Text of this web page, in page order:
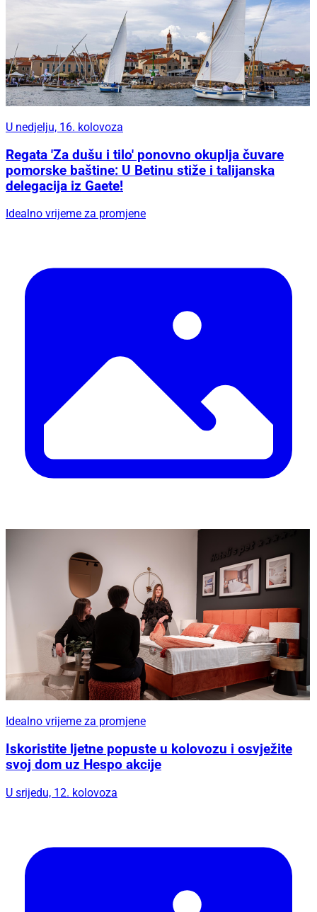
U nedjelju, 16. kolovoza
Regata 'Za dušu i tilo' ponovno okuplja čuvare
pomorske baštine: U Betinu stiže i talijanska
delegacija iz Gaete!
Idealno vrijeme za promjene
Idealno vrijeme za promjene
Iskoristite ljetne popuste u kolovozu i osvježite
svoj dom uz Hespo akcije
U srijedu, 12. kolovoza